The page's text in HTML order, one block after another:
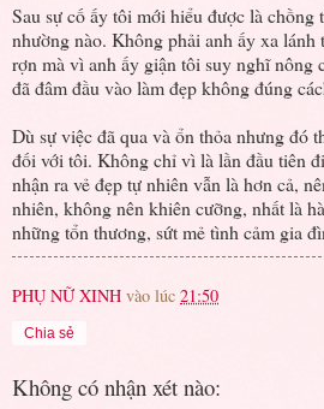
Sau sự cố ấy tôi mới hiểu được là chồng
nhường nào. Không phải anh ấy xa
rợn mà vì anh ấy giận tôi suy nghĩ nông
đã đâm đầu vào làm đẹp không đúng
Dù sự việc đã qua và ổn thỏa nhưng đó
đối với tôi. Không chỉ vì là lần đầu tiên
nhận ra vẻ đẹp tự nhiên vẫn là hơn cả,
nhiên, không nên khiên cưỡng, nhất là
những tổn thương, sứt mẻ tình cảm gia
PHỤ NỮ XINH vào lúc 21:50
Chia sẻ
Không có nhận xét nào: